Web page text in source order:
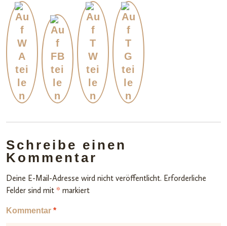
Schreibe einen
Kommentar
Deine E-Mail-Adresse wird nicht veröffentlicht. Erforderliche
Felder sind mit * markiert
Kommentar *